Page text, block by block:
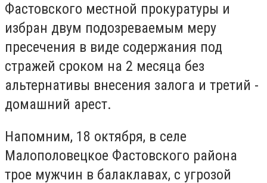
Фастовского местной прокуратуры и
избран двум подозреваемым меру
пресечения в виде содержания под
стражей сроком на 2 месяца без
альтернативы внесения залога и третий -
домашний арест.
Напомним, 18 октября, в селе
Малополовецкое Фастовского района
трое мужчин в балаклавах, с угрозой